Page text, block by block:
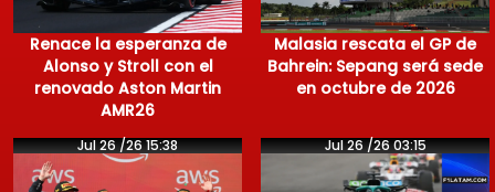
Renace la esperanza de
Alonso y Stroll con el
renovado Aston Martin
AMR26
Malasia rescata el GP de
Bahrein: Sepang será sede
en octubre de 2026
Jul 26 /26 15:38 Jul 26 /26 03:15